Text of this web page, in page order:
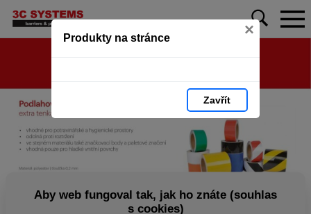
Produkty na stránce ×
Zavřít
Aby web fungoval tak, jak ho znáte (souhlas
s cookies)